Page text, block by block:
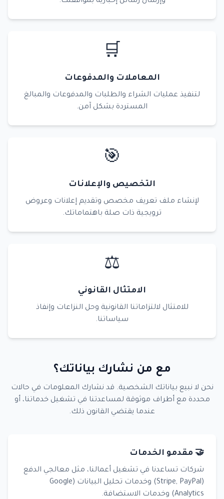
🛒
المعاملات والمدفوعات
لتنفيذ عمليات الشراء والطلبات والمدفوعات والمبالغ
المستردة بشكل آمن.
🎯
التخصيص والإعلانات
لإنشاء ملف تعريف مخصص وتقديم إعلانات وعروض
ترويجية ذات صلة باهتماماتك.
⚖️
الامتثال القانوني
للامتثال لالتزاماتنا القانونية وحل النزاعات وإنفاذ
سياساتنا.
مع من نشارك بياناتك؟
نحن لا نبيع بياناتك الشخصية. قد نشارك المعلومات في حالات
محددة مع أطراف موثوقة لمساعدتنا في تشغيل خدماتنا، أو
عندما يقتضي القانون ذلك.
🤝 مقدمو الخدمات
شركات تساعدنا في تشغيل أعمالنا، مثل معالجي الدفع
(Stripe, PayPal) وخدمات تحليل البيانات (Google
Analytics) وخدمات الاستضافة.